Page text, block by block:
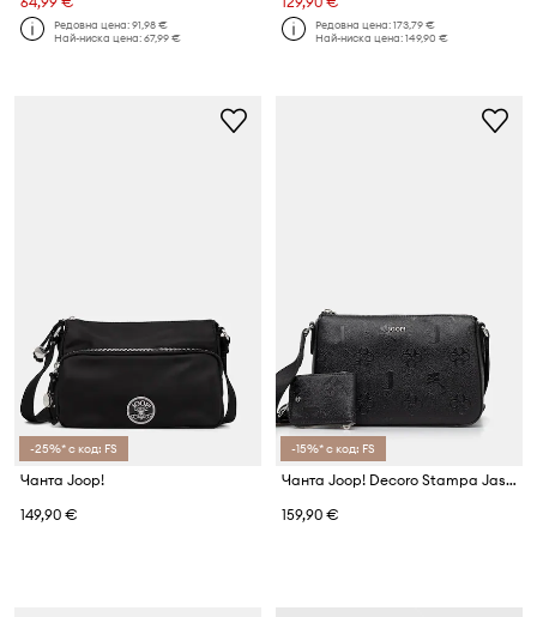
Редовна цена:91,98 €
Най-ниска цена:67,99 €
Редовна цена:173,79 €
Най-ниска цена:149,90 €
-25%* с код: FS
Чанта Joop!
149,90 €
-15%* с код: FS
Чанта Joop! Decoro Stampa Jasmina
159,90 €